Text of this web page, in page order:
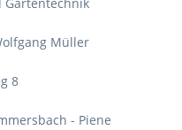
Müller
8
- Piene